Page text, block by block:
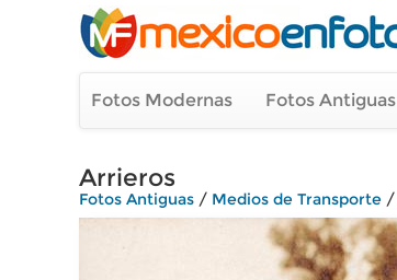
Fotos Modernas Fotos Antiguas
Arrieros
Fotos Antiguas / Medios de Transporte /